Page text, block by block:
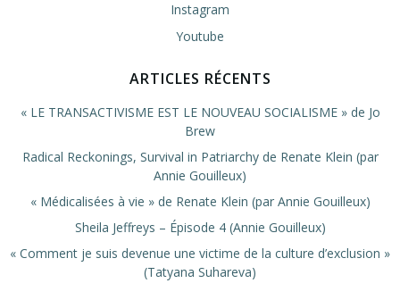
Instagram
Youtube
ARTICLES RÉCENTS
« LE TRANSACTIVISME EST LE NOUVEAU SOCIALISME » de Jo
Brew
Radical Reckonings, Survival in Patriarchy de Renate Klein (par
Annie Gouilleux)
« Médicalisées à vie » de Renate Klein (par Annie Gouilleux)
Sheila Jeffreys – Épisode 4 (Annie Gouilleux)
« Comment je suis devenue une victime de la culture d’exclusion »
(Tatyana Suhareva)